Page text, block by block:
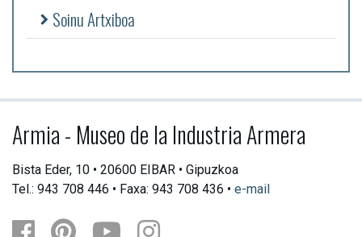
Soinu Artxiboa
Armia - Museo de la Industria Armera
Bista Eder, 10 • 20600 EIBAR • Gipuzkoa
Tel.: 943 708 446 • Faxa: 943 708 436 • e-mail